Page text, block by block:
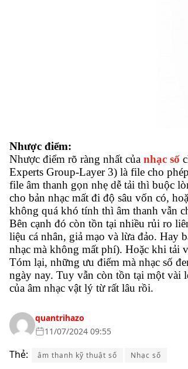
Nhược điểm:
Nhược điểm rõ ràng nhất của nhạc số
Experts Group-Layer 3) là file cho
file âm thanh gọn nhẹ dễ tải thì buộc
cho bản nhạc mất đi độ sâu vốn có,
không quá khó tính thì âm thanh vẫn
Bên cạnh đó còn tồn tại nhiều rủi ro
liệu cá nhân, giả mạo và lừa đảo. Hay
nhạc mà không mất phí). Hoặc khi tải
Tóm lại, những ưu điểm mà nhạc số
ngày nay. Tuy vẫn còn tồn tại một vài
của âm nhạc vật lý từ rất lâu rồi.
quantrihazo
11/07/2024 09:55
Thẻ: âm thanh kỹ thuật số Nhạc số